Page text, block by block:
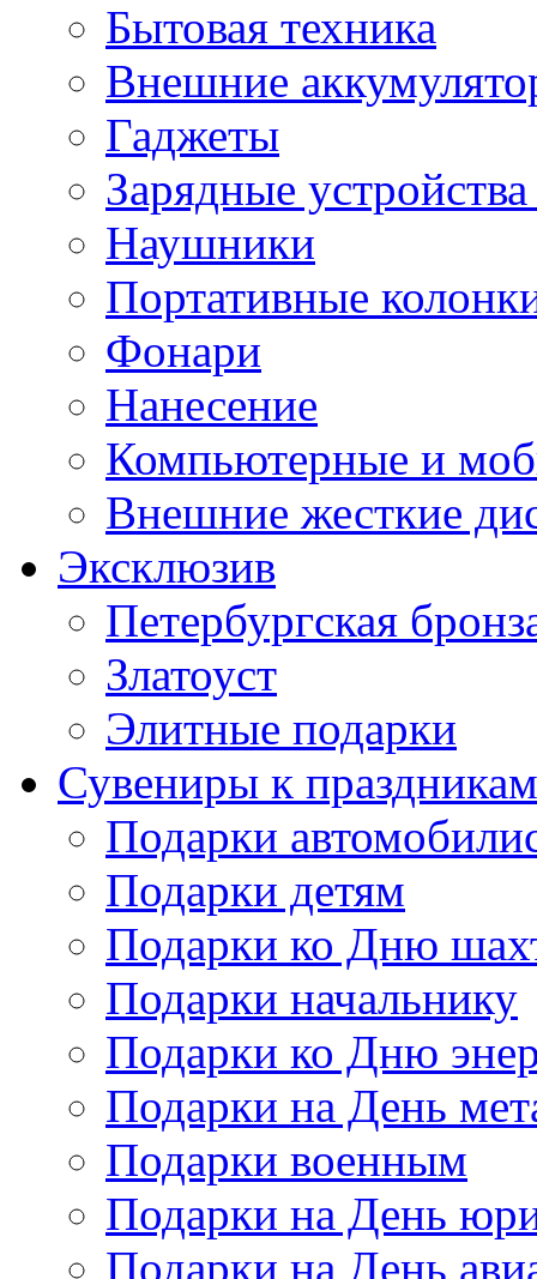
Бытовая техника
Внешние
Гаджеты
Зарядные
Наушники
Портативные
Фонари
Нанесение
Компьютерные и
Внешние жесткие
Эксклюзив
Петербургская
Златоуст
Элитные подарки
Сувениры к праздникам
Подарки
Подарки детям
Подарки ко Дню
Подарки начальнику
Подарки ко Дню
Подарки на День
Подарки военным
Подарки на День
Подарки на День